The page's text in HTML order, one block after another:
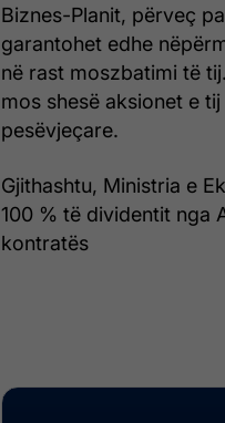
Biznes-Planit, përveç
garantohet edhe
në rast moszbatimi të
mos shesë aksionet e
pesëvjeçare.
Gjithashtu, Ministria e
100 % të dividentit nga
kontratës